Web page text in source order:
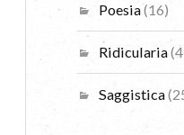
Poesia(16)
Ridicularia
Saggistica